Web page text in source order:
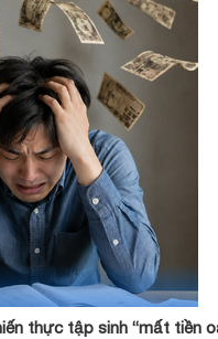
thực tập sinh “mất tiền